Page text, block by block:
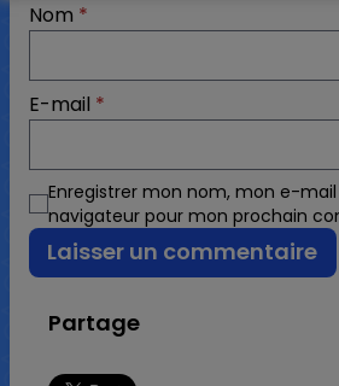
Nom *
E-mail *
Enregistrer mon nom, mon e-
navigateur pour mon prochain
Partage